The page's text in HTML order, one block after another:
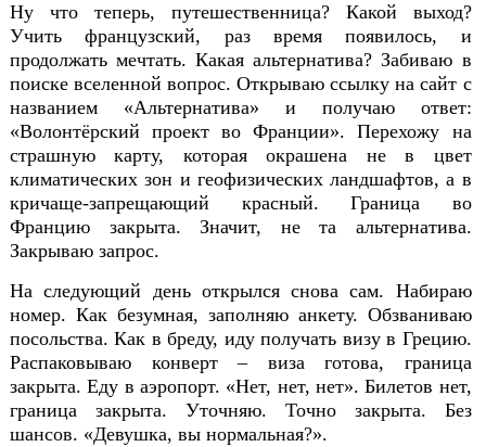
Ну что теперь, путешественница? Какой выход?
Учить французский, раз время появилось, и
продолжать мечтать. Какая альтернатива? Забиваю в
поиске вселенной вопрос. Открываю ссылку на сайт с
названием «Альтернатива» и получаю ответ:
«Волонтёрский проект во Франции». Перехожу на
страшную карту, которая окрашена не в цвет
климатических зон и геофизических ландшафтов, а в
кричаще-запрещающий красный. Граница во
Францию закрыта. Значит, не та альтернатива.
Закрываю запрос.
На следующий день открылся снова сам. Набираю
номер. Как безумная, заполняю анкету. Обзваниваю
посольства. Как в бреду, иду получать визу в Грецию.
Распаковываю конверт – виза готова, граница
закрыта. Еду в аэропорт. «Нет, нет, нет». Билетов нет,
граница закрыта. Уточняю. Точно закрыта. Без
шансов. «Девушка, вы нормальная?».